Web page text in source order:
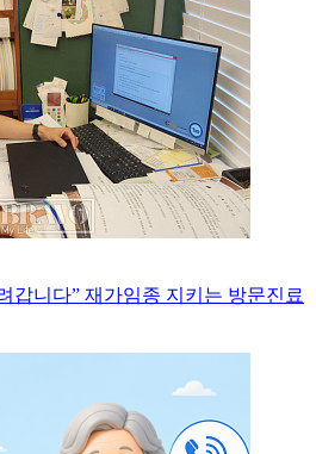
갑니다” 재가임종 지키는 방문진료